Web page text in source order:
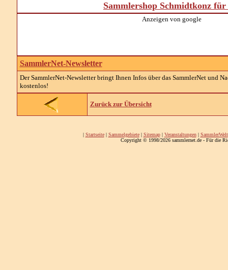
Sammlershop Schmidtkonz
Anzeigen von google
SammlerNet-Newsletter
Der SammlerNet-Newsletter bringt Ihnen Infos über das SammlerNet und
kostenlos!
Zurück zur Übersicht
| Startseite| Sammelgebiete| Sitemap| Veranstaltungen| SammlerWelt
Copyright © 1998/2026 sammlernet.de - Für die